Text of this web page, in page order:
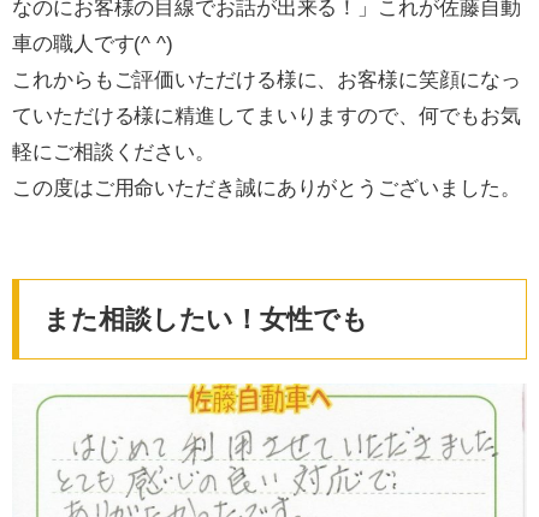
なのにお客様の目線でお話が出来る！」これが佐藤自動
車の職人です(^ ^)
これからもご評価いただける様に、お客様に笑顔になっ
ていただける様に精進してまいりますので、何でもお気
軽にご相談ください。
この度はご用命いただき誠にありがとうございました。
また相談したい！女性でも